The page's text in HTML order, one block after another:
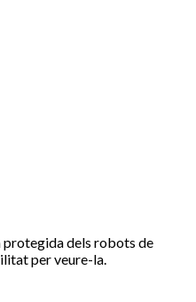
protegida dels robots de
per veure-la.